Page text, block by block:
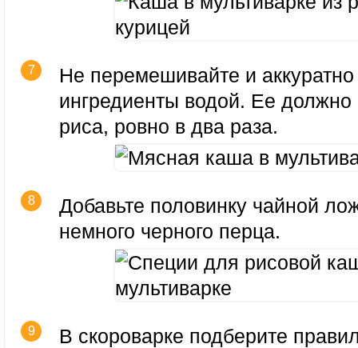
Не перемешивайте и аккуратно
ингредиенты водой. Ее
риса, ровно в два раза.
Добавьте половинку чайной
немного черного перца.
В скороварке подберите